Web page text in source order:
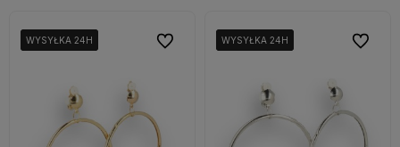
WYSYŁKA 24H
WYSYŁKA 24H
WYSYŁKA 24H Do ulubionychWYSYŁKA 24H
WYSYŁKA 24H
WYSYŁKA 24H Do